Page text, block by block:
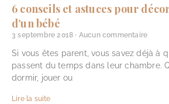
6 conseils et astuces pour
d’un bébé
3 septembre 2018 Aucun commentaire
Si vous êtes parent, vous savez déjà à
passent du temps dans leur chambre.
dormir, jouer ou
Lire la suite